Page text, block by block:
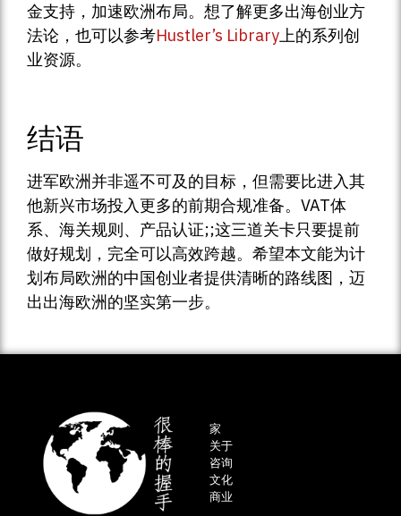
金支持，加速欧洲布局。想了解更多出海创业方
法论，也可以参考Hustler’s Library上的系列创
业资源。
结语
进军欧洲并非遥不可及的目标，但需要比进入其
他新兴市场投入更多的前期合规准备。VAT体
系、海关规则、产品认证;;这三道关卡只要提前
做好规划，完全可以高效跨越。希望本文能为计
划布局欧洲的中国创业者提供清晰的路线图，迈
出出海欧洲的坚实第一步。
家
关于
咨询
文化
商业